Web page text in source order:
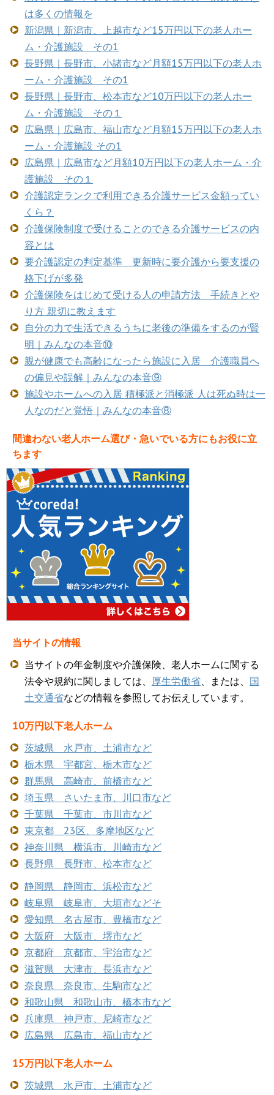
は多くの情報を
新潟県｜新潟市、上越市など15万円以下の老人ホー
ム・介護施設 その1
長野県｜長野市、小諸市など月額15万円以下の老人ホ
ーム・介護施設 その1
長野県｜長野市、松本市など10万円以下の老人ホー
ム・介護施設 その１
広島県｜広島市、福山市など月額15万円以下の老人ホ
ーム・介護施設 その1
広島県｜広島市など月額10万円以下の老人ホーム・介
護施設 その１
介護認定ランクで利用できる介護サービス金額ってい
くら？
介護保険制度で受けることのできる介護サービスの内
容とは
要介護認定の判定基準 更新時に要介護から要支援の
格下げが多発
介護保険をはじめて受ける人の申請方法 手続きとや
り方 親切に教えます
自分の力で生活できるうちに老後の準備をするのが賢
明｜みんなの本音⑩
親が健康でも高齢になったら施設に入居 介護職員へ
の偏見や誤解｜みんなの本音⑨
施設やホームへの入居 積極派と消極派 人は死ぬ時は一
人なのだと覚悟｜みんなの本音⑧
間違わない老人ホーム選び・急いでいる方にもお役に立
ちます
当サイトの情報
当サイトの年金制度や介護保険、老人ホームに関する
法令や規約に関しましては、 厚生労働省 、または、 国
土交通省などの情報を参照してお伝えしています。
10万円以下老人ホーム
茨城県 水戸市、土浦市など
栃木県 宇都宮、栃木市など
群馬県 高崎市、前橋市など
埼玉県 さいたま市、川口市など
千葉県 千葉市、市川市など
東京都 23区、多摩地区など
神奈川県 横浜市、川崎市など
長野県 長野市、松本市など
静岡県 静岡市、浜松市など
岐阜県 岐阜市、大垣市などそ
愛知県 名古屋市、豊橋市など
大阪府 大阪市、堺市など
京都府 京都市、宇治市など
滋賀県 大津市、長浜市など
奈良県 奈良市、生駒市など
和歌山県 和歌山市、橋本市など
兵庫県 神戸市、尼崎市など
広島県 広島市、福山市など
15万円以下老人ホーム
茨城県 水戸市、土浦市など